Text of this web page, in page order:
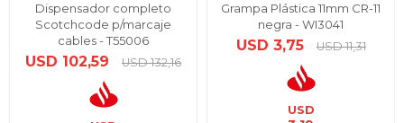
Dispensador completo
Scotchcode p/marcaje
cables - T55006
USD 102,59 USD 132,16
Grampa Plástica 11mm CR-11
negra - WI3041
USD 3,75 USD 11,31
USD